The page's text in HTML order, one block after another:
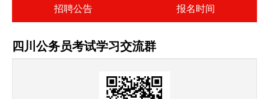
招聘公告 报名时间
四川公务员考试学习交流群